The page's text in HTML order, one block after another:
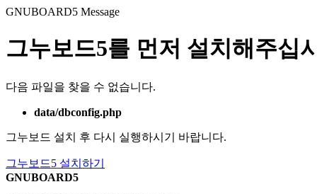
GNUBOARD5 Message
그누보드5를 먼저 설치해주십
다음 파일을 찾을 수 없습니다.
data/dbconfig.php
그누보드 설치 후 다시 실행하시기 바랍니다.
그누보드5 설치하기
GNUBOARD5